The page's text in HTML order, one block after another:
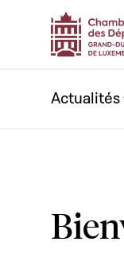
Actualités